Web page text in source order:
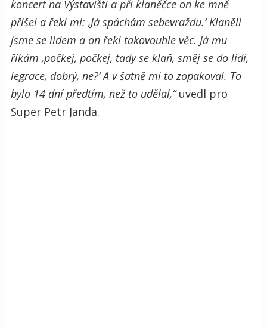
koncert na Výstavišti a při klaněčce on ke mně
přišel a řekl mi: ‚Já spáchám sebevraždu.‘ Klaněli
jsme se lidem a on řekl takovouhle věc. Já mu
říkám ‚počkej, počkej, tady se klaň, směj se do lidí,
legrace, dobrý, ne?‘ A v šatně mi to zopakoval. To
bylo 14 dní předtím, než to udělal,“uvedl pro
Super Petr Janda.